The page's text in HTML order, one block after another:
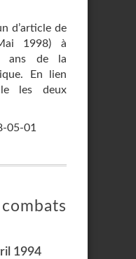
d’article de
1998) à
ans de la
En lien
les deux
05-01
1994